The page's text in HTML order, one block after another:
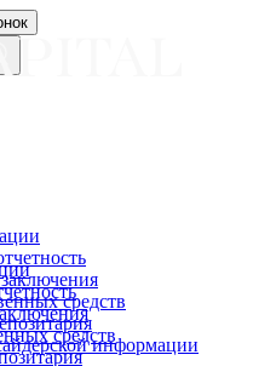
средств
средств
информации